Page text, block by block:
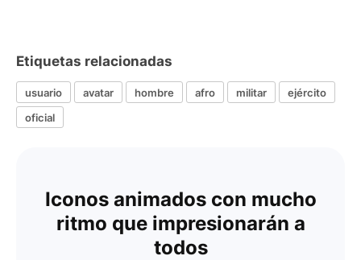
Etiquetas relacionadas
usuario avatar hombre afro militar
ejército
oficial
Iconos animados con mucho
ritmo que impresionarán a
todos